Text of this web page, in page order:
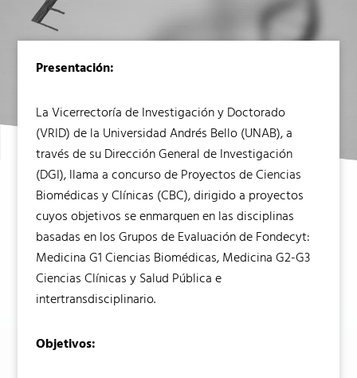
Presentación:
La Vicerrectoría de Investigación y Doctorado
(VRID) de la Universidad Andrés Bello (UNAB), a
través de su Dirección General de Investigación
(DGI), llama a concurso de Proyectos de Ciencias
Biomédicas y Clínicas (CBC), dirigido a proyectos
cuyos objetivos se enmarquen en las disciplinas
basadas en los Grupos de Evaluación de Fondecyt:
Medicina G1 Ciencias Biomédicas, Medicina G2-G3
Ciencias Clínicas y Salud Pública e
intertransdisciplinario.
Objetivos: